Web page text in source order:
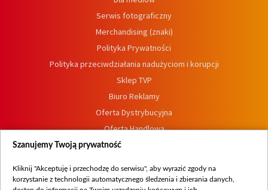
Serwis fotograficzny
Merchandising (znaki)
Polityka Prywatności
Polityka przeciwdziałania nadużyciom i korupcji
Sklep TVP
Biuro Reklamy
Oferta Dystrybucyjna
Oferta Handlowa
Dostępność
Procedura zgłoszeń wewnętrznych
Szanujemy Twoją prywatność
Kliknij "Akceptuję i przechodzę do serwisu", aby wyrazić zgody na
korzystanie z technologii automatycznego śledzenia i zbierania danych,